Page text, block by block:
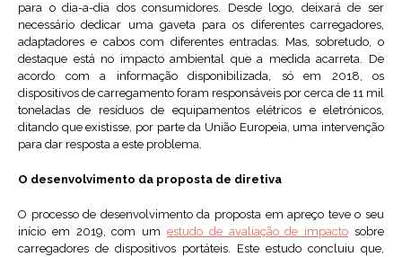
para o dia-a-dia dos consumidores. Desde logo, deixará de ser
necessário dedicar uma gaveta para os diferentes carregadores,
adaptadores e cabos com diferentes entradas. Mas, sobretudo, o
destaque está no impacto ambiental que a medida acarreta. De
acordo com a informação disponibilizada, só em 2018, os
dispositivos de carregamento foram responsáveis por cerca de 11 mil
toneladas de resíduos de equipamentos elétricos e eletrónicos,
ditando que existisse, por parte da União Europeia, uma intervenção
para dar resposta a este problema.
O desenvolvimento da proposta de diretiva
O processo de desenvolvimento da proposta em apreço teve o seu
início em 2019, com um estudo de avaliação de impacto sobre
carregadores de dispositivos portáteis. Este estudo concluiu que,